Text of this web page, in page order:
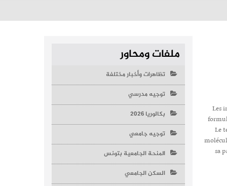
Les
Le
sa
ملفات ومحاور
تظاهرات وأخبار مختلفة
توجيه مدرسي
بكالوريا 2026
توجيه جامعي
المنحة الجامعية بتونس
السكن الجامعي